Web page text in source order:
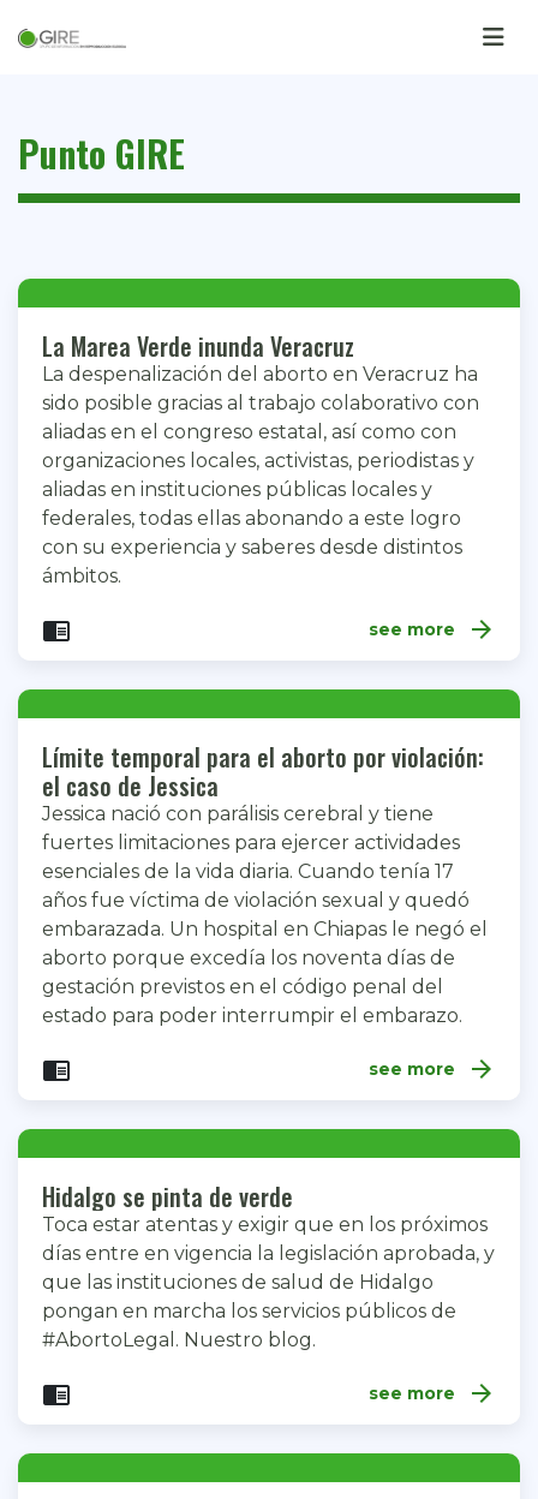
Punto GIRE
La Marea Verde inunda Veracruz
La despenalización del aborto en Veracruz ha
sido posible gracias al trabajo colaborativo con
aliadas en el congreso estatal, así como con
organizaciones locales, activistas, periodistas y
aliadas en instituciones públicas locales y
federales, todas ellas abonando a este logro
con su experiencia y saberes desde distintos
ámbitos.
chrome_reader_mode see more arrow_forward
Límite temporal para el aborto por violación:
el caso de Jessica
Jessica nació con parálisis cerebral y tiene
fuertes limitaciones para ejercer actividades
esenciales de la vida diaria. Cuando tenía 17
años fue víctima de violación sexual y quedó
embarazada. Un hospital en Chiapas le negó el
aborto porque excedía los noventa días de
gestación previstos en el código penal del
estado para poder interrumpir el embarazo.
chrome_reader_mode see more arrow_forward
Hidalgo se pinta de verde
Toca estar atentas y exigir que en los próximos
días entre en vigencia la legislación aprobada, y
que las instituciones de salud de Hidalgo
pongan en marcha los servicios públicos de
#AbortoLegal. Nuestro blog.
chrome_reader_mode see more arrow_forward